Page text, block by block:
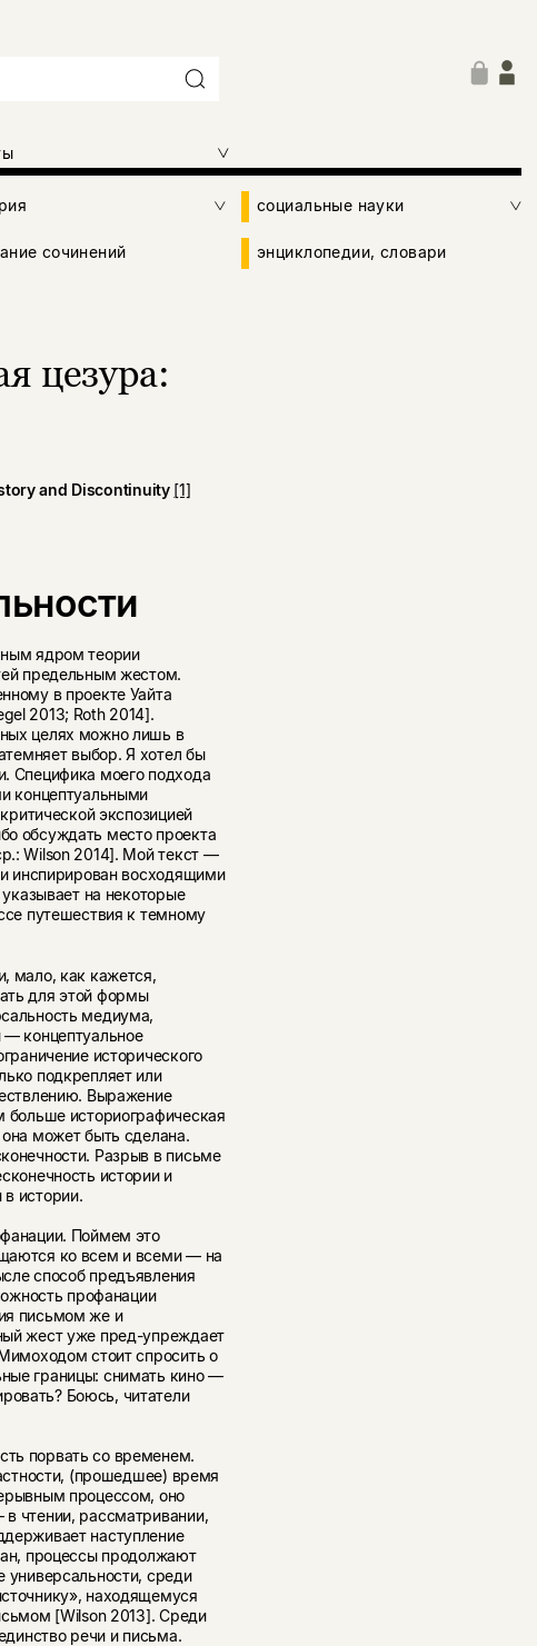
социальные науки
сочинений энциклопедии, словари
цезура:
and Discontinuity [1]
ядром теории
предельным жестом.
в проекте Уайта
2013; Roth 2014].
целях можно лишь в
выбор. Я хотел бы
Специфика моего подхода
концептуальными
экспозицией
обсуждать место проекта
Wilson 2014]. Мой текст —
инспирирован восходящими
на некоторые
путешествия к темному
мало, как кажется,
для этой формы
медиума,
— концептуальное
исторического
подкрепляет или
Выражение
больше историографическая
может быть сделана.
Разрыв в письме
истории и
истории.
Поймем это
ко всем и всеми — на
способ предъявления
профанации
письмом же и
жест уже пред-упреждает
стоит спросить о
границы: снимать кино —
Боюсь, читатели
порвать со временем.
(прошедшее) время
процессом, оно
чтении, рассматривании,
наступление
процессы продолжают
универсальности, среди
находящемуся
[Wilson 2013]. Среди
речи и письма.